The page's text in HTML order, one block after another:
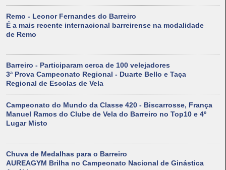
Remo - Leonor Fernandes do Barreiro
É a mais recente internacional barreirense na modalidade
de Remo
Barreiro - Participaram cerca de 100 velejadores
3ª Prova Campeonato Regional - Duarte Bello e Taça
Regional de Escolas de Vela
Campeonato do Mundo da Classe 420 - Biscarrosse, França
Manuel Ramos do Clube de Vela do Barreiro no Top10 e 4º
Lugar Misto
Chuva de Medalhas para o Barreiro
AUREAGYM Brilha no Campeonato Nacional de Ginástica